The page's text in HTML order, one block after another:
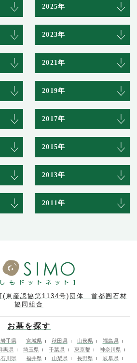
2025年
2023年
2021年
2019年
2017年
2015年
2013年
2011年
(東産認協第1134号)団体 首都圏石材
協同組合
お墓を探す
岩手県 宮城県 秋田県 山形県
福島県
馬県 埼玉県 千葉県 東京都
神奈川県
石川県 福井県 山梨県 長野県 岐阜県